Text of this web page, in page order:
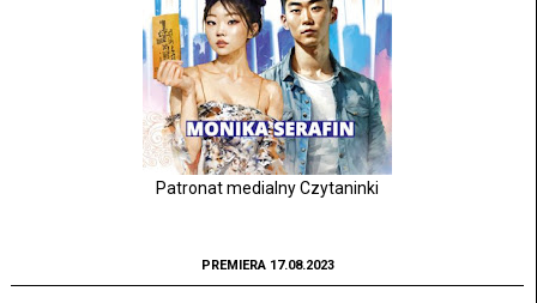
Patronat medialny Czytaninki
PREMIERA 17.08.2023